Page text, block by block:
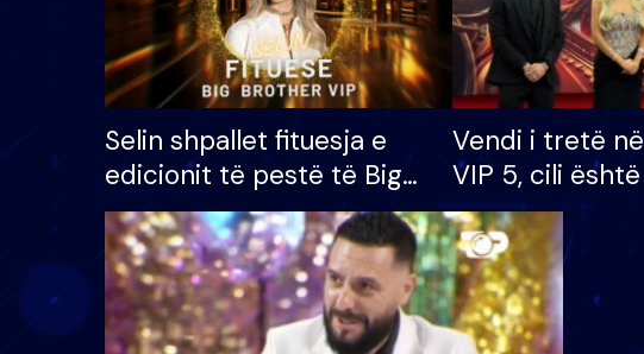
Selin shpallet fituesja e
edicionit të pestë të Big
Brother VIP, rrëmben
çmimin e madh prej 100
mijë eurosh
Vendi i tretë
VIP 5, cili
radhës që lë